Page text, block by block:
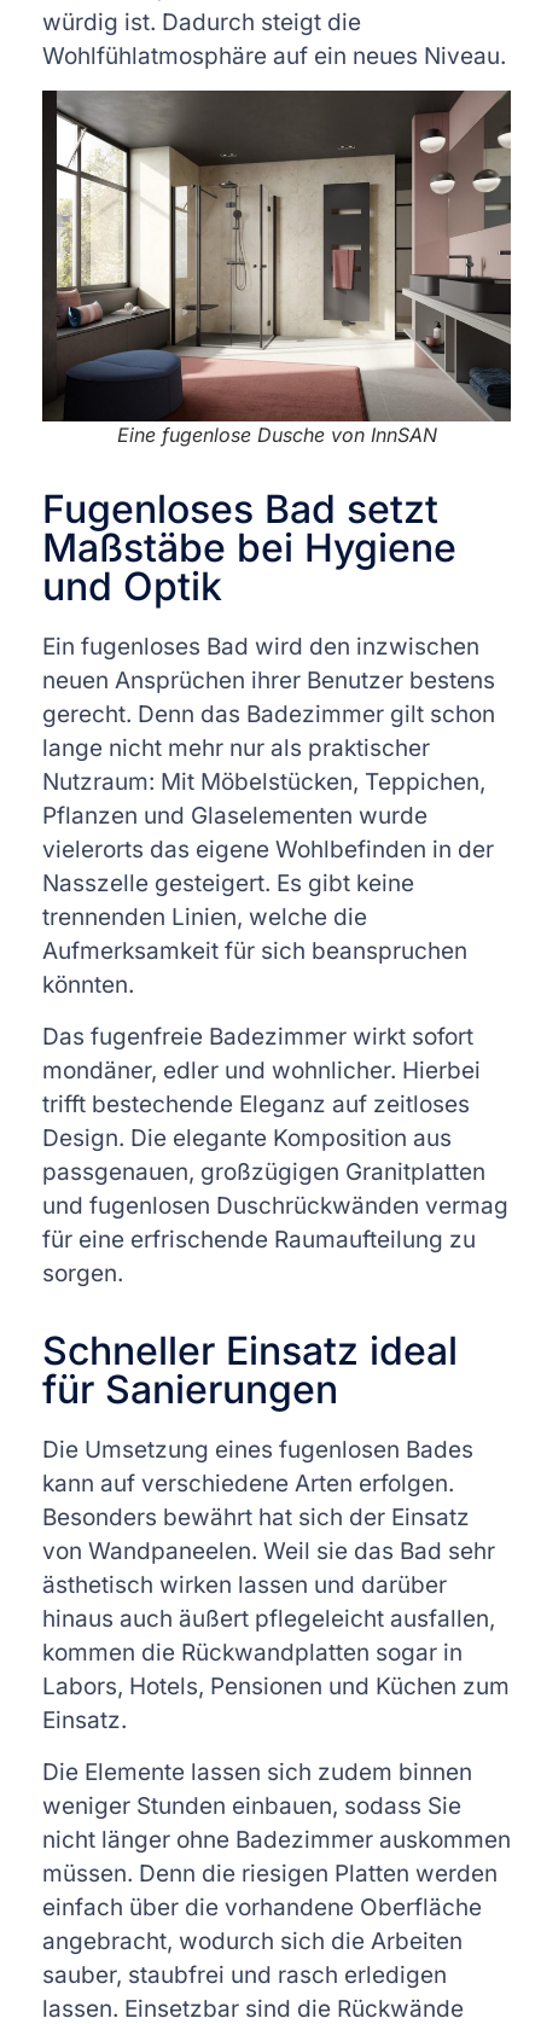
würdig ist. Dadurch steigt die
Wohlfühlatmosphäre auf ein neues Niveau.
Eine fugenlose Dusche von InnSAN
Fugenloses Bad setzt
Maßstäbe bei Hygiene
und Optik
Ein fugenloses Bad wird den inzwischen
neuen Ansprüchen ihrer Benutzer bestens
gerecht. Denn das Badezimmer gilt schon
lange nicht mehr nur als praktischer
Nutzraum: Mit Möbelstücken, Teppichen,
Pflanzen und Glaselementen wurde
vielerorts das eigene Wohlbefinden in der
Nasszelle gesteigert. Es gibt keine
trennenden Linien, welche die
Aufmerksamkeit für sich beanspruchen
könnten.
Das fugenfreie Badezimmer wirkt sofort
mondäner, edler und wohnlicher. Hierbei
trifft bestechende Eleganz auf zeitloses
Design. Die elegante Komposition aus
passgenauen, großzügigen Granitplatten
und fugenlosen Duschrückwänden vermag
für eine erfrischende Raumaufteilung zu
sorgen.
Schneller Einsatz ideal
für Sanierungen
Die Umsetzung eines fugenlosen Bades
kann auf verschiedene Arten erfolgen.
Besonders bewährt hat sich der Einsatz
von Wandpaneelen. Weil sie das Bad sehr
ästhetisch wirken lassen und darüber
hinaus auch äußert pflegeleicht ausfallen,
kommen die Rückwandplatten sogar in
Labors, Hotels, Pensionen und Küchen zum
Einsatz.
Die Elemente lassen sich zudem binnen
weniger Stunden einbauen, sodass Sie
nicht länger ohne Badezimmer auskommen
müssen. Denn die riesigen Platten werden
einfach über die vorhandene Oberfläche
angebracht, wodurch sich die Arbeiten
sauber, staubfrei und rasch erledigen
lassen. Einsetzbar sind die Rückwände